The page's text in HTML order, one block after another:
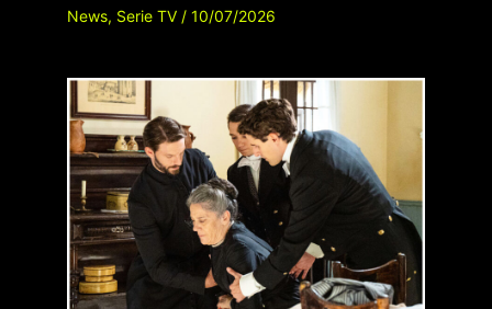
News, Serie TV/ 10/07/2026